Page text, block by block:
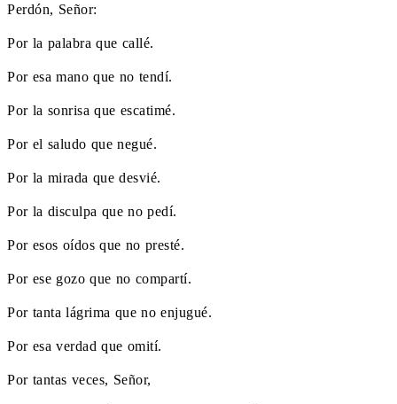
Perdón, Señor:
Por la palabra que callé.
Por esa mano que no tendí.
Por la sonrisa que escatimé.
Por el saludo que negué.
Por la mirada que desvié.
Por la disculpa que no pedí.
Por esos oídos que no presté.
Por ese gozo que no compartí.
Por tanta lágrima que no enjugué.
Por esa verdad que omití.
Por tantas veces, Señor,